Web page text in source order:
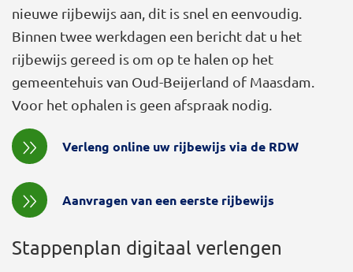
nieuwe rijbewijs aan, dit is snel en eenvoudig.
Binnen twee werkdagen een bericht dat u het
rijbewijs gereed is om op te halen op het
gemeentehuis van Oud-Beijerland of Maasdam.
Voor het ophalen is geen afspraak nodig.
Verleng online uw rijbewijs via de RDW
Aanvragen van een eerste rijbewijs
Stappenplan digitaal verlengen